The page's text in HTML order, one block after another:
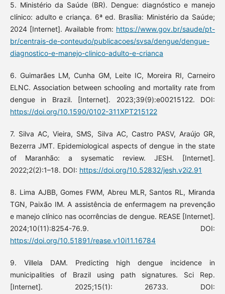
5. Ministério da Saúde (BR). Dengue: diagnóstico e manejo
clínico: adulto e criança. 6ª ed. Brasília: Ministério da Saúde;
2024 [Internet]. Available from: https://www.gov.br/saude/pt-
br/centrais-de-conteudo/publicacoes/svsa/dengue/dengue-
diagnostico-e-manejo-clinico-adulto-e-crianca
6. Guimarães LM, Cunha GM, Leite IC, Moreira RI, Carneiro
ELNC. Association between schooling and mortality rate from
dengue in Brazil. [Internet]. 2023;39(9):e00215122. DOI:
https://doi.org/10.1590/0102-311XPT215122
7. Silva AC, Vieira, SMS, Silva AC, Castro PASV, Araújo GR,
Bezerra JMT. Epidemiological aspects of dengue in the state
of Maranhão: a sysematic review. JESH. [Internet].
2022;2(2):1–18. DOI: https://doi.org/10.52832/jesh.v2i2.91
8. Lima AJBB, Gomes FWM, Abreu MLR, Santos RL, Miranda
TGN, Paixão IM. A assistência de enfermagem na prevenção
e manejo clínico nas ocorrências de dengue. REASE [Internet].
2024;10(11):8254-76.9. DOI:
https://doi.org/10.51891/rease.v10i11.16784
9. Villela DAM. Predicting high dengue incidence in
municipalities of Brazil using path signatures. Sci Rep.
[Internet]. 2025;15(1): 26733. DOI: